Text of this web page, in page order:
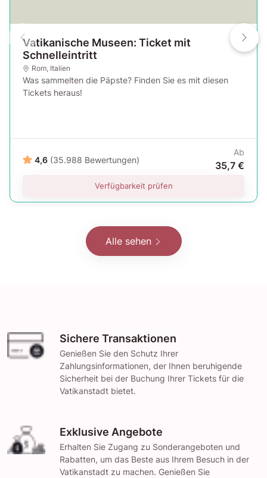
Vatikanische Museen: Ticket mit
Schnelleintritt
Rom, Italien
Was sammelten die Päpste? Finden Sie es mit diesen
Tickets heraus!
4,6 (35.988 Bewertungen)
Ab
35,7 €
Verfügbarkeit prüfen
Alle sehen
Sichere Transaktionen
Genießen Sie den Schutz Ihrer
Zahlungsinformationen, der Ihnen beruhigende
Sicherheit bei der Buchung Ihrer Tickets für die
Vatikanstadt bietet.
Exklusive Angebote
Erhalten Sie Zugang zu Sonderangeboten und
Rabatten, um das Beste aus Ihrem Besuch in der
Vatikanstadt zu machen. Genießen Sie